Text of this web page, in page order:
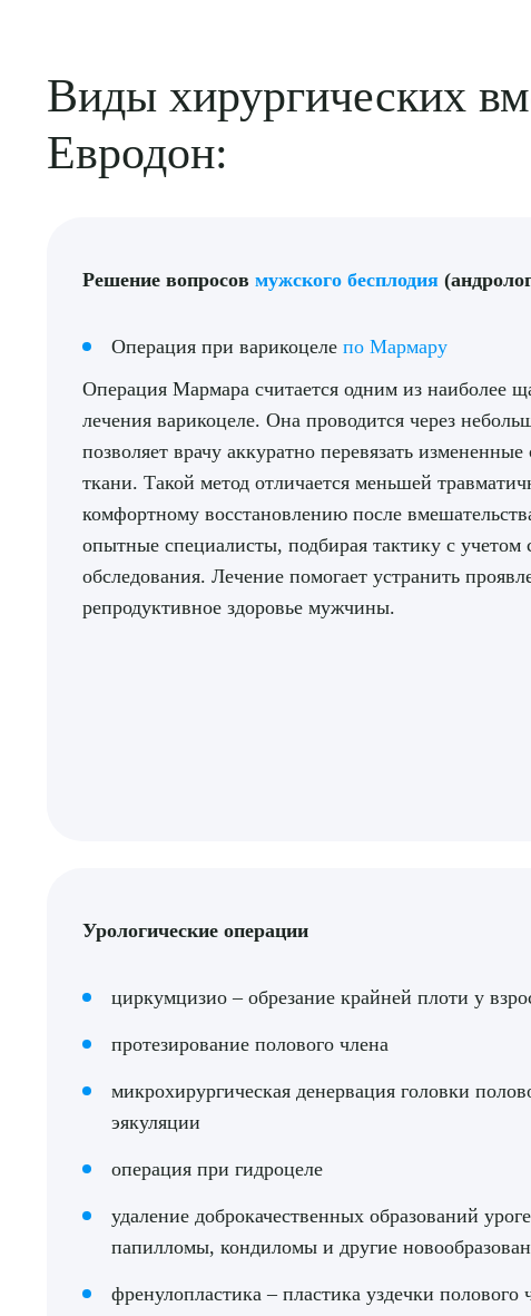
Виды хирургических
Евродон:
Решение вопросов мужского бесплодия
Операция при варикоцеле по Мармару
Операция Мармара считается одним из наиболее
лечения варикоцеле. Она проводится через
позволяет врачу аккуратно перевязать
ткани. Такой метод отличается меньшей
комфортному восстановлению после
опытные специалисты, подбирая тактику с учетом
обследования. Лечение помогает устранить
репродуктивное здоровье мужчины.
Урологические операции
циркумцизио – обрезание крайней плоти у
протезирование полового члена
микрохирургическая денервация головки
эякуляции
операция при гидроцеле
удаление доброкачественных образований
папилломы, кондиломы и другие
френулопластика – пластика уздечки полового